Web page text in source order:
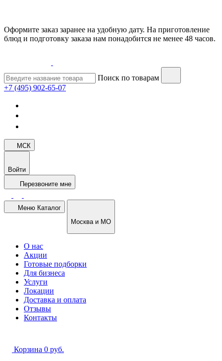
Оформите заказ заранее на удобную дату. На приготовление
блюд и подготовку заказа нам понадобится не менее 48 часов.
Поиск по товарам
+7 (495) 902-65-07
МСК
Войти
Перезвоните мне
Меню Каталог
Москва и МО
О нас
Акции
Готовые подборки
Для бизнеса
Услуги
Локации
Доставка и оплата
Отзывы
Контакты
Корзина 0 руб.